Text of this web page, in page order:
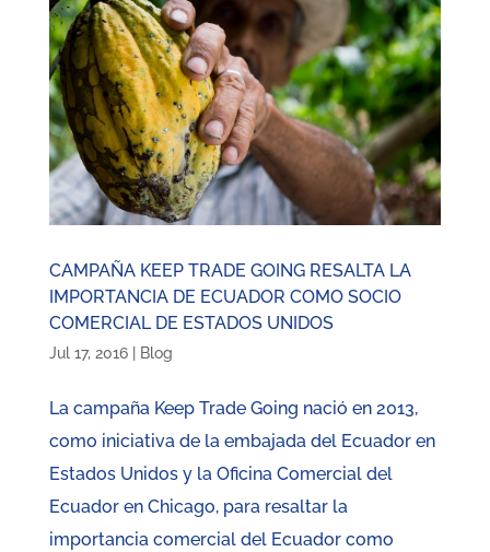
CAMPAÑA KEEP TRADE GOING RESALTA LA
IMPORTANCIA DE ECUADOR COMO SOCIO
COMERCIAL DE ESTADOS UNIDOS
Jul 17, 2016| Blog
La campaña Keep Trade Going nació en 2013,
como iniciativa de la embajada del Ecuador en
Estados Unidos y la Oficina Comercial del
Ecuador en Chicago, para resaltar la
importancia comercial del Ecuador como